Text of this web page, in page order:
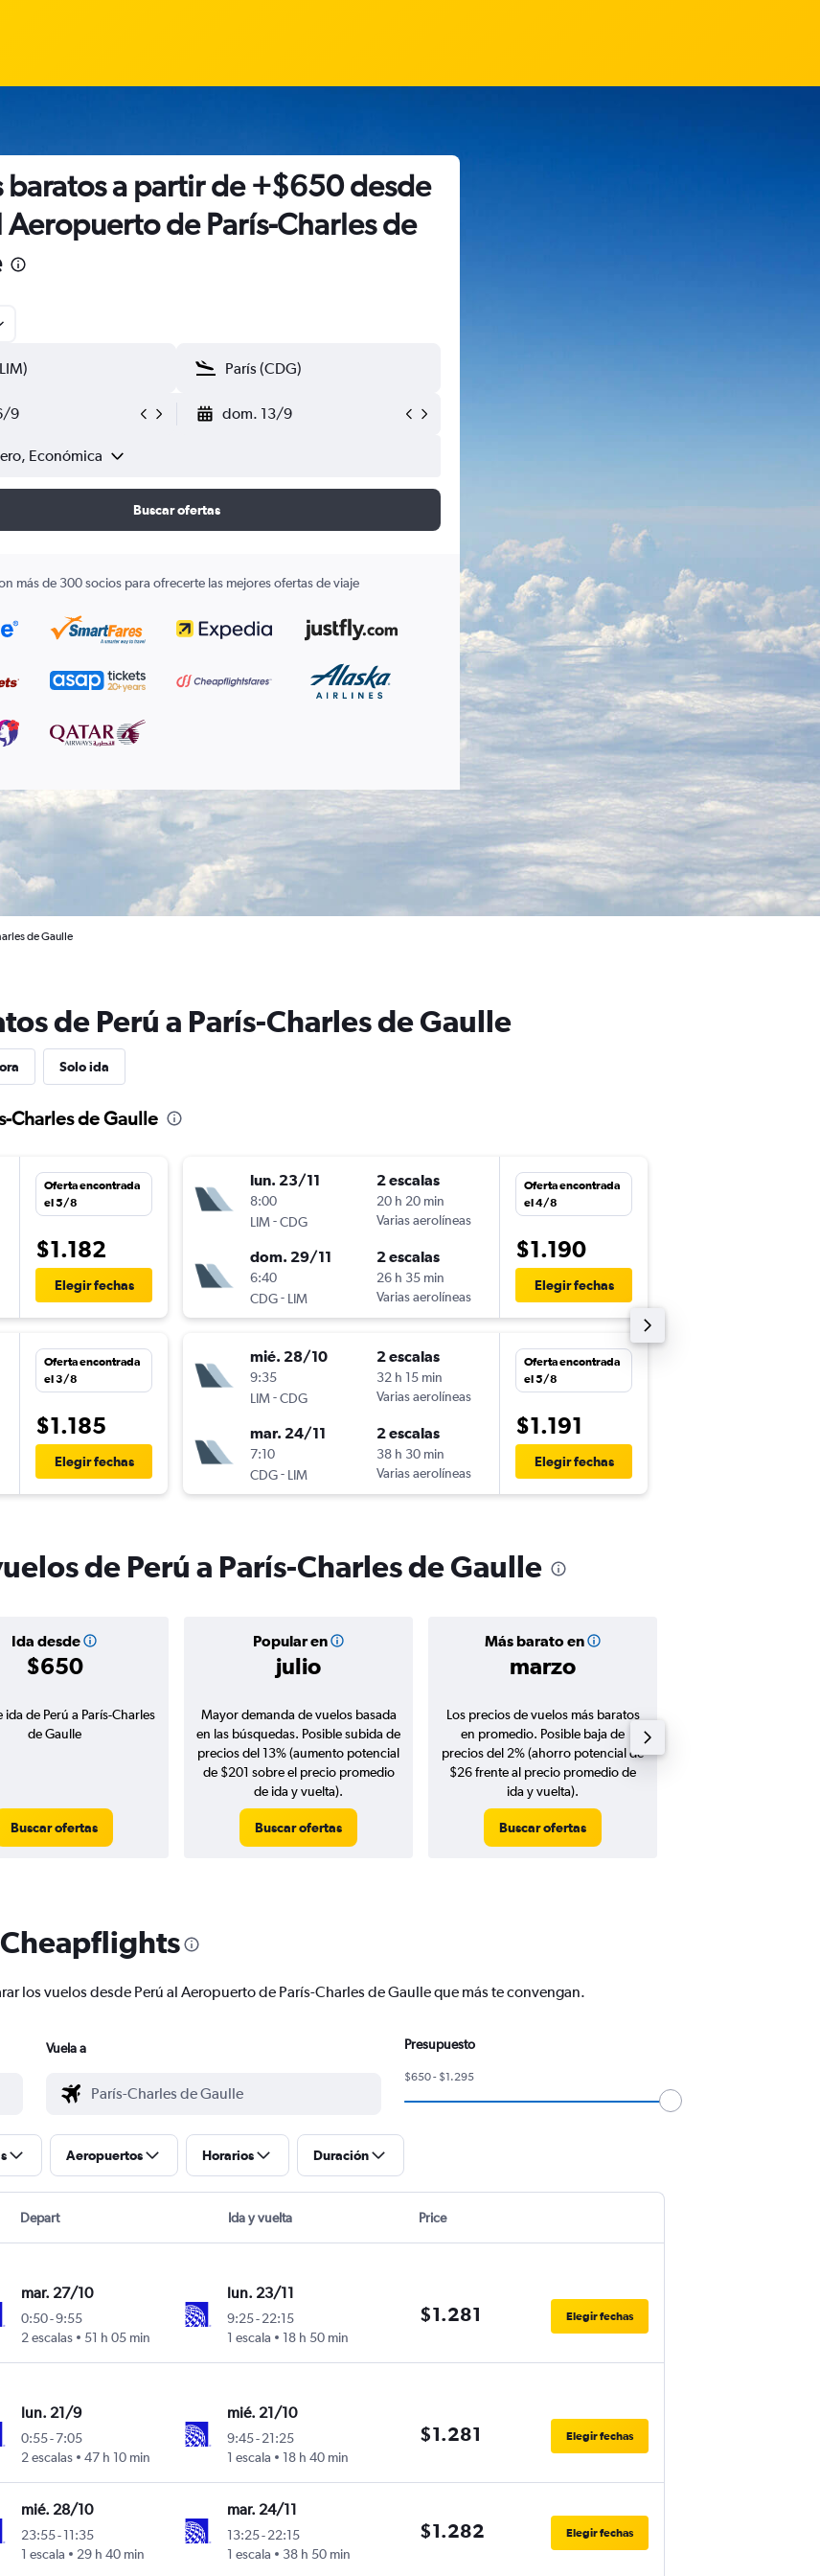
baratos a partir de +$650 desde
Aeropuerto de París-Charles de
9 dom. 13/9
Económica
Buscar ofertas
más de 300 socios para ofrecerte las mejores ofertas de viaje
de Gaulle
de Perú a París-Charles de Gaulle
Solo ida
Charles de Gaulle
Oferta encontrada
el 5/8
$1.182
Elegir fechas
Oferta encontrada
el 3/8
$1.185
Elegir fechas
lun. 23/11
8:00
LIM-CDG
2 escalas
20 h 20 min
Varias aerolíneas
dom. 29/11
6:40
CDG- LIM
2 escalas
26 h 35 min
Varias aerolíneas
Oferta encontrada
el 4/8
$1.190
Elegir fechas
mié. 28/10
9:35
LIM-CDG
2 escalas
32 h 15 min
Varias aerolíneas
mar. 24/11
7:10
CDG- LIM
2 escalas
38 h 30 min
Varias aerolíneas
Oferta encontrada
el 5/8
$1.191
Elegir fechas
de Perú a París-Charles de Gaulle
Ida desde
$650
Popular en
julio
Más barato en
marzo
ida de Perú a París-Charles
de Gaulle
Buscar ofertas
Mayor demanda de vuelos basada
en las búsquedas. Posible subida de
precios del 13% (aumento potencial
de $201 sobre el precio promedio
de ida y vuelta).
Buscar ofertas
Los precios de vuelos más baratos
en promedio. Posible baja de
precios del 2% (ahorro potencial de
$26 frente al precio promedio de
ida y vuelta).
Buscar ofertas
los vuelos desde Perú al Aeropuerto de París-Charles de Gaulle que más te convengan.
Vuela a Presupuesto
$650 - $1.295
Aeropuertos Horarios Duración
Depart Ida y vuelta Price
mar. 27/10
0:50-9:55
2 escalas
51 h 05 min
lun. 23/11
9:25-22:15
1 escala
18 h 50 min
$1.281 Elegir fechas
lun. 21/9
0:55-7:05
2 escalas
47 h 10 min
mié. 21/10
9:45-21:25
1 escala
18 h 40 min
$1.281 Elegir fechas
mié. 28/10
23:55-11:35
1 escala
29 h 40 min
mar. 24/11
13:25-22:15
1 escala
38 h 50 min
$1.282 Elegir fechas